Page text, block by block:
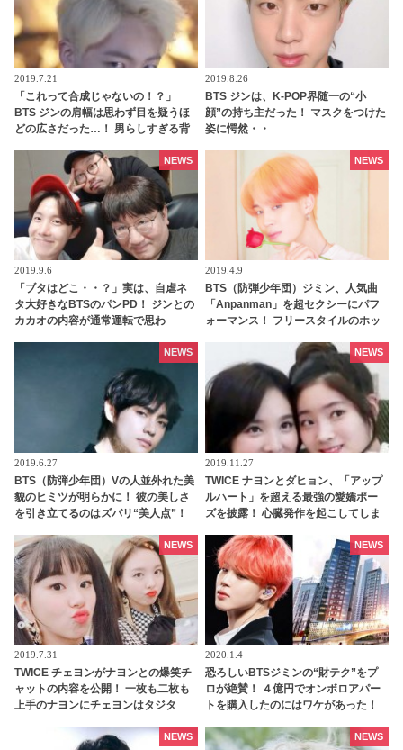
2019.7.21
「これって合成じゃないの！？」
BTS ジンの肩幅は思わず目を疑うほ
どの広さだった…！ 男らしすぎる背
つきたい」
2019.8.26
BTS ジンは、K-POP界随一の“小
顔”の持ち主だった！ マスクをつけた
姿に愕然・・
2019.9.6
「ブタはどこ・・？」実は、自虐ネ
タ大好きなBTSのパンPD！ ジンとの
カカオの内容が通常運転で思わ
NEWS
2019.4.9
BTS（防弾少年団）ジミン、人気曲
「Anpanman」を超セクシーにパフ
ォーマンス！ フリースタイルのホッ
NEWS
2019.6.27
BTS（防弾少年団）Vの人並外れた美
貌のヒミツが明らかに！ 彼の美しさ
を引き立てるのはズバリ“美人点”！
判明
NEWS
2019.11.27
TWICE ナヨンとダヒョン、「アップ
ルハート」を超える最強の愛嬌ポー
ズを披露！ 心臓発作を起こしてしま
なるファンが続出[動画あり]
NEWS
2019.7.31
TWICE チェヨンがナヨンとの爆笑チ
ャットの内容を公開！ 一枚も二枚も
上手のナヨンにチェヨンはタジタ
NEWS
2020.1.4
恐ろしいBTSジミンの“財テク”をプ
ロが絶賛！ ４億円でオンボロアパー
トを購入したのにはワケがあった！
地主になるってホント？
NEWS
NEWS NEWS